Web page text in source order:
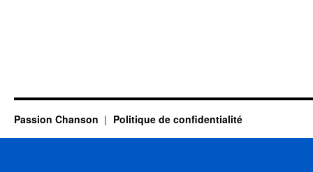
Passion Chanson Politique de confidentialité